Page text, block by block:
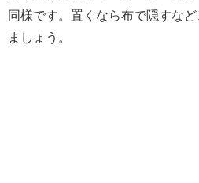
同様です。置くなら布で隠すなど
ましょう。